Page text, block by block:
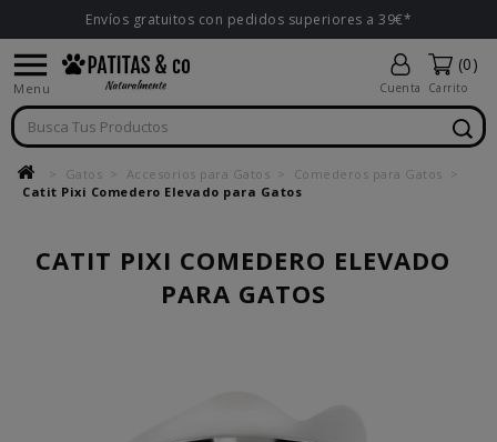
Envíos gratuitos con pedidos superiores a 39€*

Menu Cuenta
(0)
Carrito
Gatos Accesorios para Gatos
Comederos para Gatos
Catit Pixi Comedero Elevado para Gatos
CATIT PIXI COMEDERO ELEVADO
PARA GATOS